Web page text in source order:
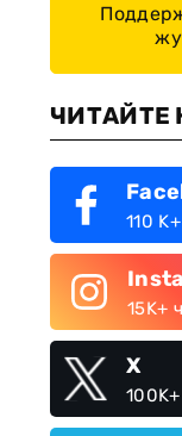
ЧИТАЙТЕ
110
15K+
X